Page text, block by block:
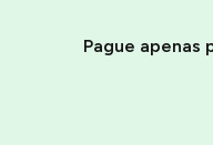
Pague apenas
You purchase Stars